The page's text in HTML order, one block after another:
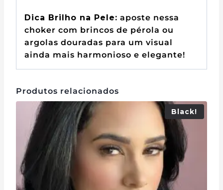
Dica Brilho na Pele: aposte nessa
choker com brincos de pérola ou
argolas douradas para um visual
ainda mais harmonioso e elegante!
Produtos relacionados
Black!